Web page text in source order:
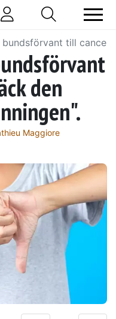
till
den
Maggiore